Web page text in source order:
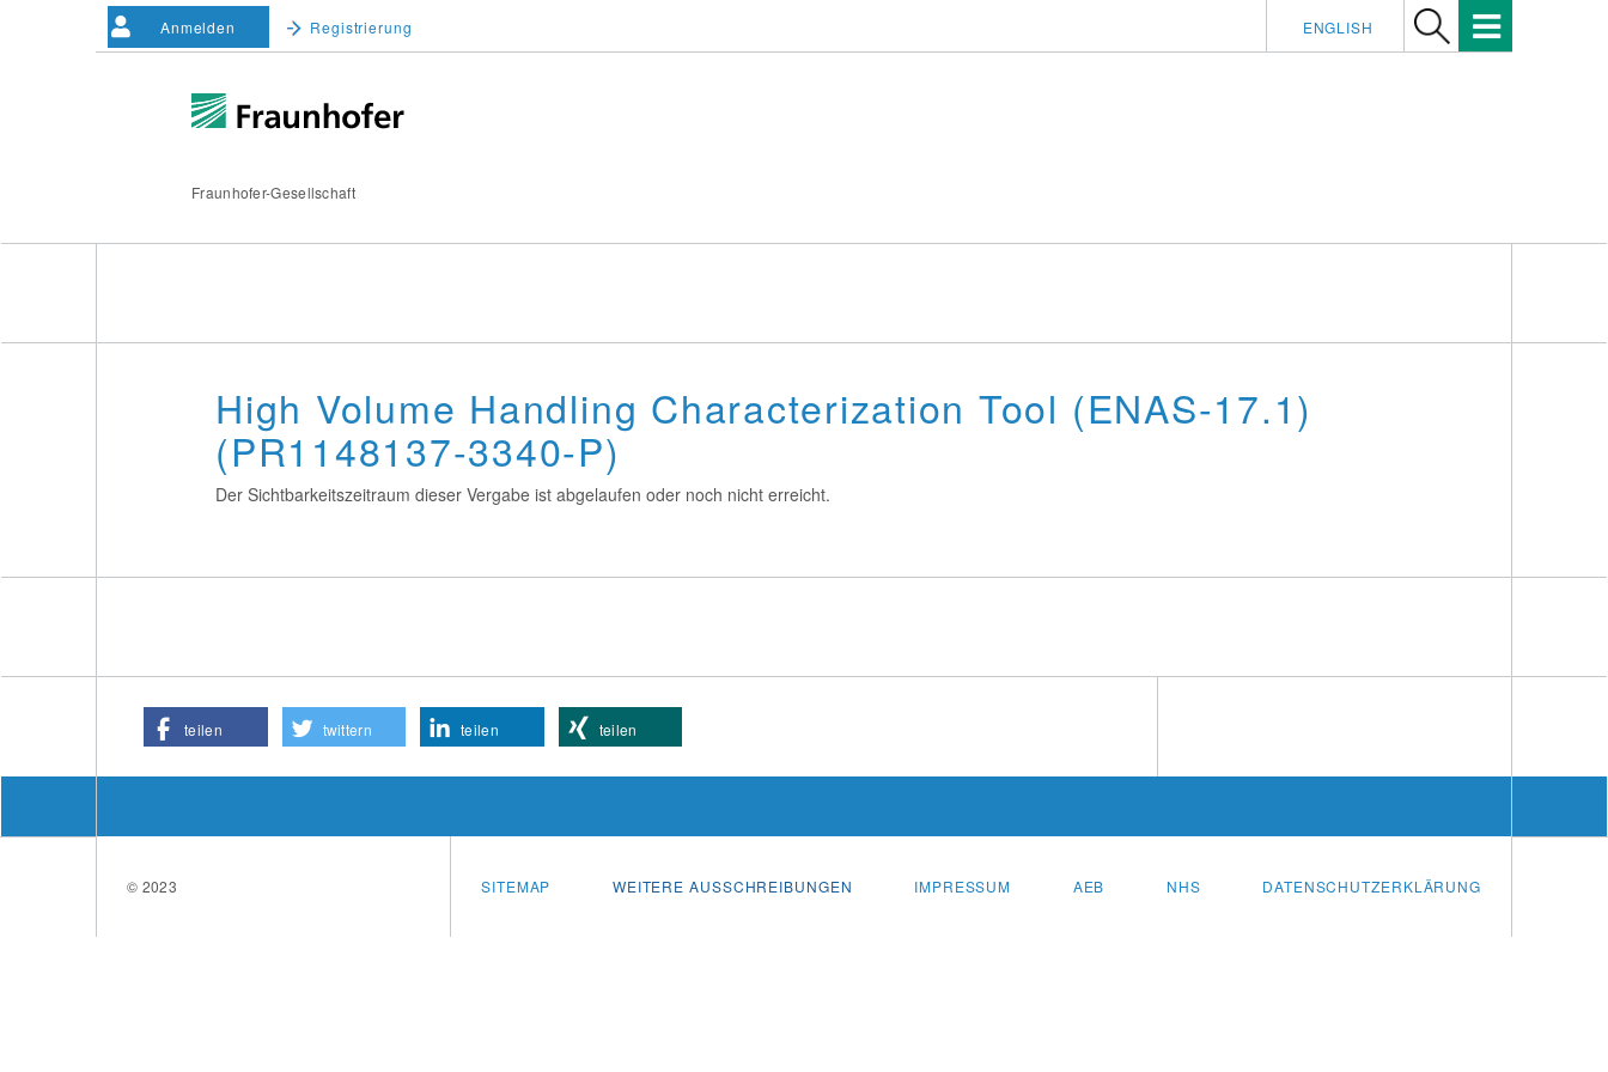
Fraunhofer-Gesellschaft
Anmelden Registrierung ENGLISH
High Volume Handling Characterization Tool (ENAS-17.1)
(PR1148137-3340-P)
Der Sichtbarkeitszeitraum dieser Vergabe ist abgelaufen oder noch nicht erreicht.
teilen twittern teilen teilen
SITEMAP WEITERE AUSSCHREIBUNGEN IMPRESSUM AEB NHS DATENSCHUTZERKLÄRUNG
© 2023